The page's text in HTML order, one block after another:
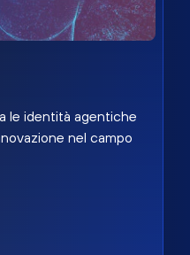
le identità agentiche
nel campo